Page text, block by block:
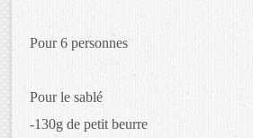
Pour 6 personnes
Pour le sablé
-130g de petit beurre